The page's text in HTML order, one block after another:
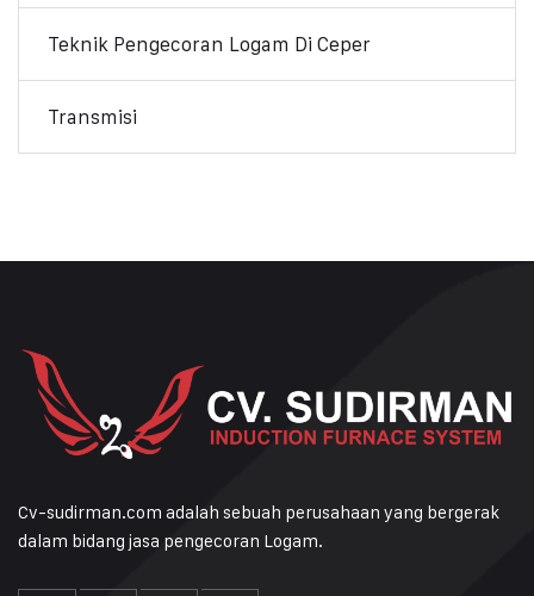
Teknik Pengecoran Logam Di Ceper
Transmisi
Cv-sudirman.com adalah sebuah perusahaan yang bergerak
dalam bidang jasa pengecoran Logam.